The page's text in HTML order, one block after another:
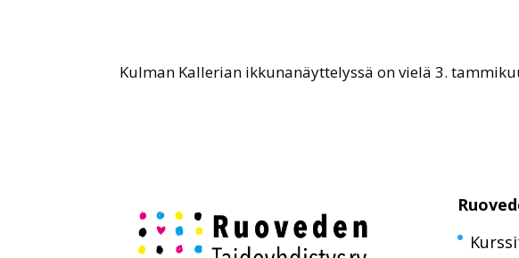
Kulman Kallerian ikkunanäyttelyssä on vielä 3.